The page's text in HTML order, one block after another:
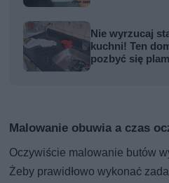
Nie wyrzucaj
kuchni! Ten
pozbyć się
Malowanie obuwia a czas
Oczywiście malowanie butów
Żeby prawidłowo wykonać